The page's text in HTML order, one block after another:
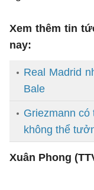
Xem thêm tin
nay:
Real Madrid
Bale
Griezmann
không thể
Xuân Phong